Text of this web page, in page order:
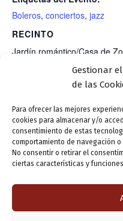
Gestionar
de las
Para ofrecer las mejores
cookies para almacenar y/o
consentimiento de estas
comportamiento de navegación
No consentir o retirar el
ciertas características y
Boleros, conciertos, jazz
RECINTO
Jardín romántico/Casa de
C/ Fray Luis de Granada, 1
47003
Cine al aire libre: «La
de Castilla». Dir. Juan de